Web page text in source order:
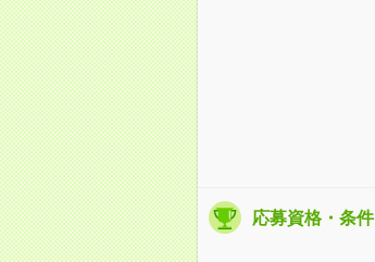
応募資格・条件